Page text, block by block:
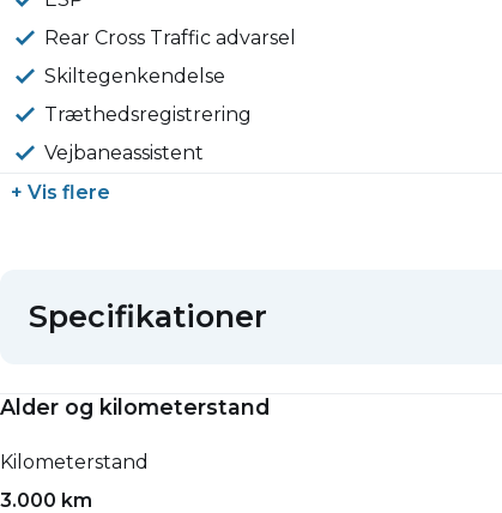
Rear Cross Traffic advarsel
Skiltegenkendelse
Træthedsregistrering
Vejbaneassistent
+ Vis flere
Specifikationer
Alder og kilometerstand
Kilometerstand
3.000 km